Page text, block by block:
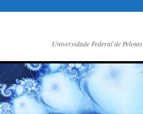
Universidade Federal de Pelotas